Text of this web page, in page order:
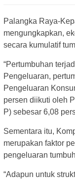
Palangka Raya-
mengungkapkan,
secara kumulatif
“Pertumbuhan
Pengeluaran,
Pengeluaran
persen diikuti oleh
P) sebesar 6,08
Sementara itu,
merupakan faktor
pengeluaran
“Adapun untuk